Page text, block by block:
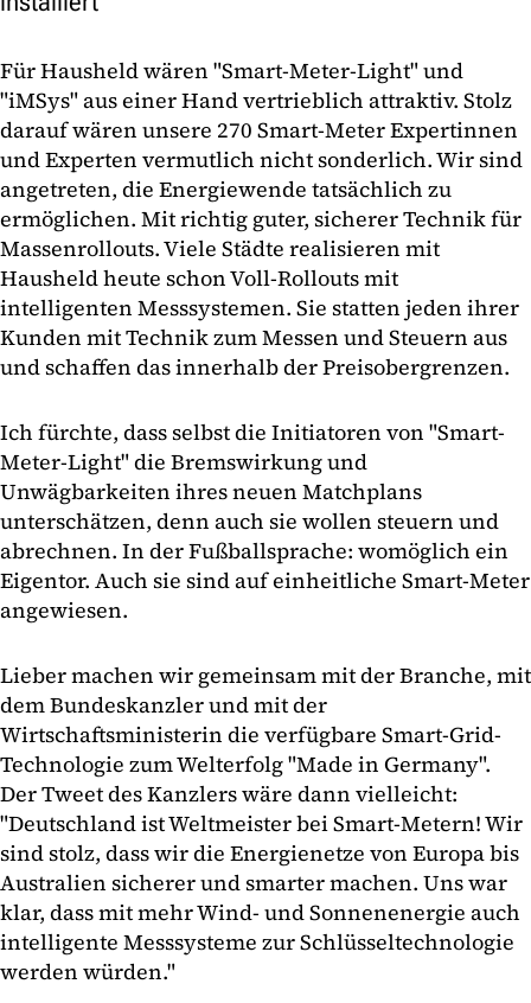
Für Hausheld wären "Smart-Meter-Light" und
"iMSys" aus einer Hand vertrieblich attraktiv. Stolz
darauf wären unsere 270 Smart-Meter Expertinnen
und Experten vermutlich nicht sonderlich. Wir sind
angetreten, die Energiewende tatsächlich zu
ermöglichen. Mit richtig guter, sicherer Technik für
Massenrollouts. Viele Städte realisieren mit
Hausheld heute schon Voll-Rollouts mit
intelligenten Messsystemen. Sie statten jeden ihrer
Kunden mit Technik zum Messen und Steuern aus
und schaffen das innerhalb der Preisobergrenzen.
Ich fürchte, dass selbst die Initiatoren von "Smart-
Meter-Light" die Bremswirkung und
Unwägbarkeiten ihres neuen Matchplans
unterschätzen, denn auch sie wollen steuern und
abrechnen. In der Fußballsprache: womöglich ein
Eigentor. Auch sie sind auf einheitliche Smart-Meter
angewiesen.
Lieber machen wir gemeinsam mit der Branche, mit
dem Bundeskanzler und mit der
Wirtschaftsministerin die verfügbare Smart-Grid-
Technologie zum Welterfolg "Made in Germany".
Der Tweet des Kanzlers wäre dann vielleicht:
"Deutschland ist Weltmeister bei Smart-Metern! Wir
sind stolz, dass wir die Energienetze von Europa bis
Australien sicherer und smarter machen. Uns war
klar, dass mit mehr Wind- und Sonnenenergie auch
intelligente Messsysteme zur Schlüsseltechnologie
werden würden."